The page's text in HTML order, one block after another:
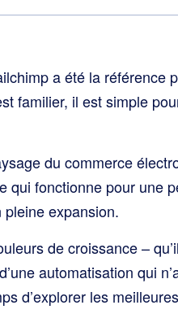
a été la référence
familier, il est simple
du commerce
qui fonctionne pour une
expansion.
de croissance –
automatisation qui
d’explorer les